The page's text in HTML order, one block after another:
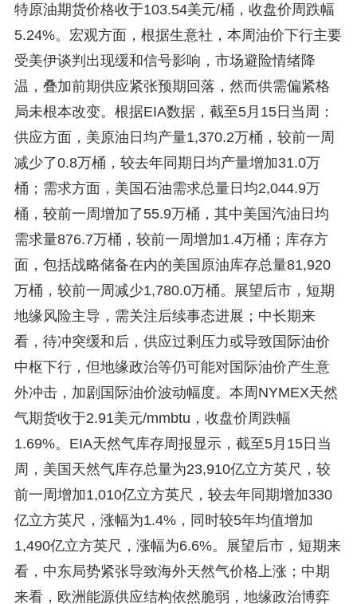
特原油期货价格收于103.54美元/桶，收盘价周跌幅
5.24%。宏观方面，根据生意社，本周油价下行主要
受美伊谈判出现缓和信号影响，市场避险情绪降
温，叠加前期供应紧张预期回落，然而供需偏紧格
局未根本改变。根据EIA数据，截至5月15日当周：
供应方面，美原油日均产量1,370.2万桶，较前一周
减少了0.8万桶，较去年同期日均产量增加31.0万
桶；需求方面，美国石油需求总量日均2,044.9万
桶，较前一周增加了55.9万桶，其中美国汽油日均
需求量876.7万桶，较前一周增加1.4万桶；库存方
面，包括战略储备在内的美国原油库存总量81,920
万桶，较前一周减少1,780.0万桶。展望后市，短期
地缘风险主导，需关注后续事态进展；中长期来
看，待冲突缓和后，供应过剩压力或导致国际油价
中枢下行，但地缘政治等仍可能对国际油价产生意
外冲击，加剧国际油价波动幅度。本周NYMEX天然
气期货收于2.91美元/mmbtu，收盘价周跌幅
1.69%。EIA天然气库存周报显示，截至5月15日当
周，美国天然气库存总量为23,910亿立方英尺，较
前一周增加1,010亿立方英尺，较去年同期增加330
亿立方英尺，涨幅为1.4%，同时较5年均值增加
1,490亿立方英尺，涨幅为6.6%。展望后市，短期来
看，中东局势紧张导致海外天然气价格上涨；中期
来看，欧洲能源供应结构依然脆弱，地缘政治博弈